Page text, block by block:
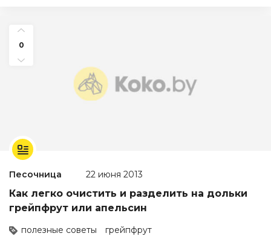
0
Песочница 22 июня 2013
Как легко очистить и разделить на дольки
грейпфрут или апельсин
полезные советы грейпфрут